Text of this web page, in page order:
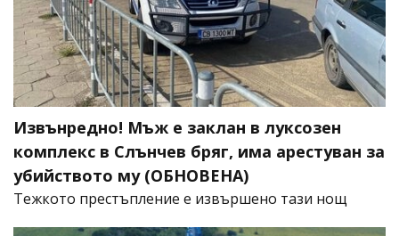
Извънредно! Мъж е заклан в луксозен
комплекс в Слънчев бряг, има арестуван за
убийството му (ОБНОВЕНА)
​Тежкото престъпление е извършено тази нощ